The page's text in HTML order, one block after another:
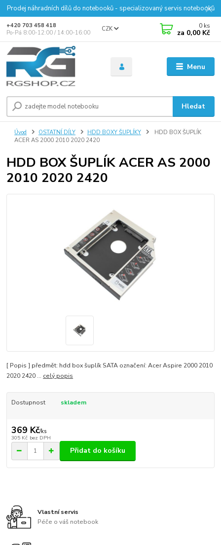
Prodej náhradních dílů do notebooků - specializovaný servis notebooků
Menu
CZK
Hledat
+420 703 458 418
Po-Pá 8:00-12:00 / 14:00-16:00
0 ks
za 0,00 Kč
Úvod OSTATNÍ DÍLY HDD BOXY ŠUPLÍKY
HDD BOX ŠUPLÍK
ACER AS 2000 2010 2020 2420
HDD BOX ŠUPLÍK ACER AS 2000
2010 2020 2420
[ Popis ] předmět: hdd box šuplík SATA označení: Acer Aspire 2000 2010
2020 2420 ... celý popis
Dostupnost skladem
369 Kč/ks
305 Kč bez DPH
Přidat do košíku
Vlastní servis
Péče o váš notebook